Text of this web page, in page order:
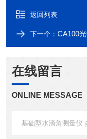
返回列表
下一个： CA100
在线留言
ONLINE MESSAGE